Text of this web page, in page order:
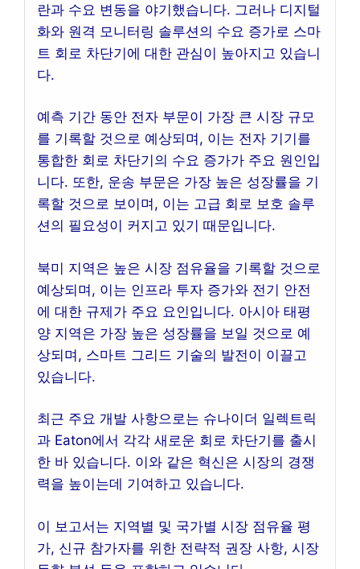
란과 수요 변동을 야기했습니다. 그러나 디지털
화와 원격 모니터링 솔루션의 수요 증가로 스마
트 회로 차단기에 대한 관심이 높아지고 있습니
다.
예측 기간 동안 전자 부문이 가장 큰 시장 규모
를 기록할 것으로 예상되며, 이는 전자 기기를
통합한 회로 차단기의 수요 증가가 주요 원인입
니다. 또한, 운송 부문은 가장 높은 성장률을 기
록할 것으로 보이며, 이는 고급 회로 보호 솔루
션의 필요성이 커지고 있기 때문입니다.
북미 지역은 높은 시장 점유율을 기록할 것으로
예상되며, 이는 인프라 투자 증가와 전기 안전
에 대한 규제가 주요 요인입니다. 아시아 태평
양 지역은 가장 높은 성장률을 보일 것으로 예
상되며, 스마트 그리드 기술의 발전이 이끌고
있습니다.
최근 주요 개발 사항으로는 슈나이더 일렉트릭
과 Eaton에서 각각 새로운 회로 차단기를 출시
한 바 있습니다. 이와 같은 혁신은 시장의 경쟁
력을 높이는데 기여하고 있습니다.
이 보고서는 지역별 및 국가별 시장 점유율 평
가, 신규 참가자를 위한 전략적 권장 사항, 시장